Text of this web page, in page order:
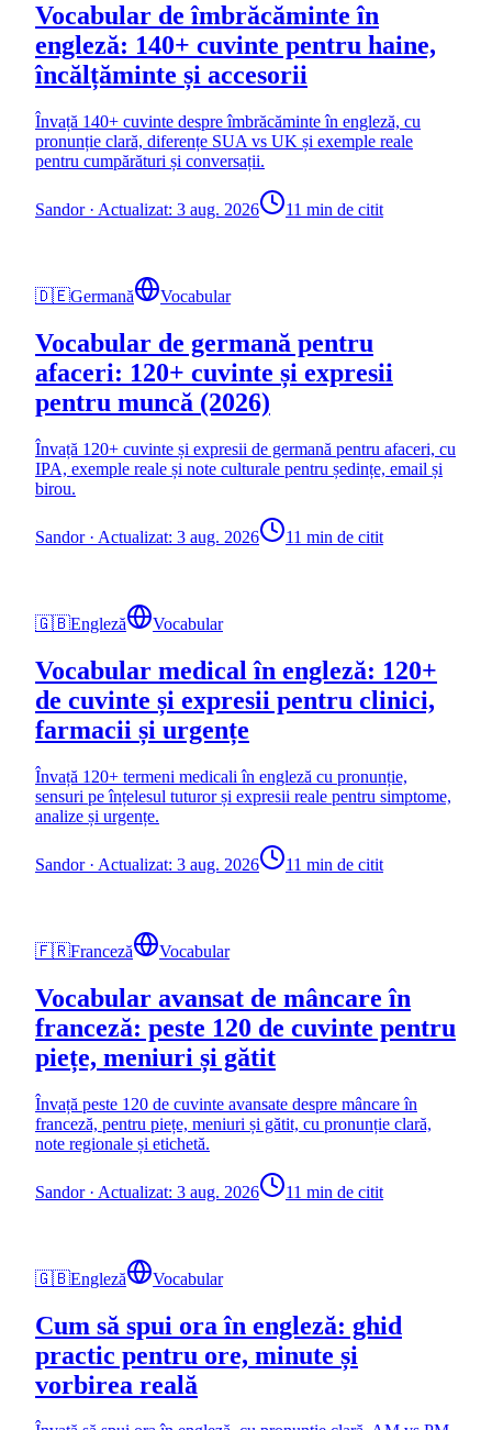
Vocabular de îmbrăcăminte în
engleză: 140+ cuvinte pentru haine,
încălțăminte și accesorii
Învață 140+ cuvinte despre îmbrăcăminte în engleză, cu
pronunție clară, diferențe SUA vs UK și exemple reale
pentru cumpărături și conversații.
Sandor· Actualizat: 3 aug. 2026 11 min de citit
🇩🇪Germană Vocabular
Vocabular de germană pentru
afaceri: 120+ cuvinte și expresii
pentru muncă (2026)
Învață 120+ cuvinte și expresii de germană pentru afaceri, cu
IPA, exemple reale și note culturale pentru ședințe, email și
birou.
Sandor· Actualizat: 3 aug. 2026 11 min de citit
🇬🇧Engleză Vocabular
Vocabular medical în engleză: 120+
de cuvinte și expresii pentru clinici,
farmacii și urgențe
Învață 120+ termeni medicali în engleză cu pronunție,
sensuri pe înțelesul tuturor și expresii reale pentru simptome,
analize și urgențe.
Sandor· Actualizat: 3 aug. 2026 11 min de citit
🇫🇷Franceză Vocabular
Vocabular avansat de mâncare în
franceză: peste 120 de cuvinte pentru
piețe, meniuri și gătit
Învață peste 120 de cuvinte avansate despre mâncare în
franceză, pentru piețe, meniuri și gătit, cu pronunție clară,
note regionale și etichetă.
Sandor· Actualizat: 3 aug. 2026 11 min de citit
🇬🇧Engleză Vocabular
Cum să spui ora în engleză: ghid
practic pentru ore, minute și
vorbirea reală